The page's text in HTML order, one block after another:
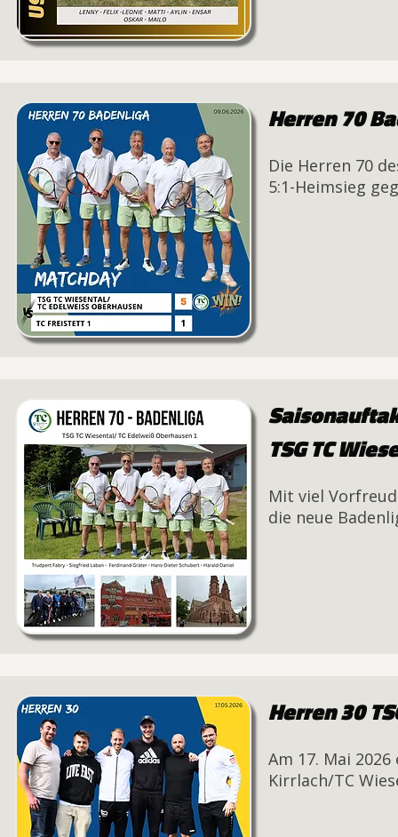
Herren 70
Die Herren 70
5:1-Heimsieg
TSG TC
Mit viel
die neue
Herren 30
Am 17. Mai
Kirrlach/TC